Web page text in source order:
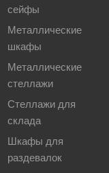
сейфы
Металлические
шкафы
Металлические
стеллажи
Стеллажи для
склада
Шкафы для
раздевалок